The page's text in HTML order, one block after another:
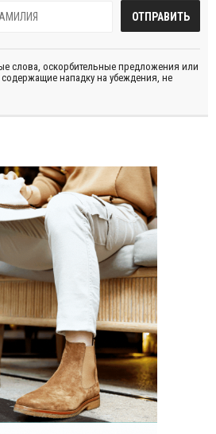
слова, оскорбительные предложения или
нападку на убеждения, не